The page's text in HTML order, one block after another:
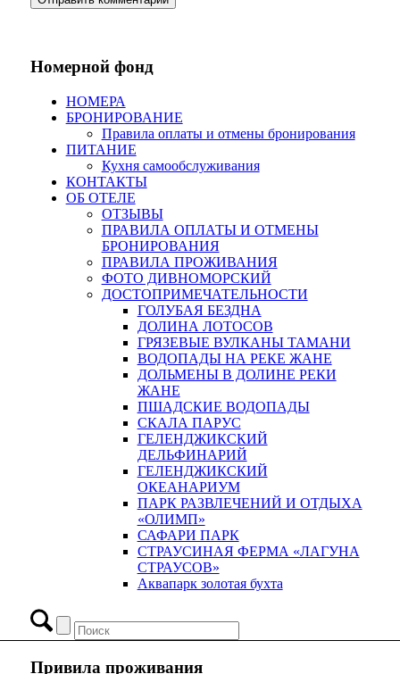
Номерной фонд
НОМЕРА
БРОНИРОВАНИЕ
Правила оплаты и отмены бронирования
ПИТАНИЕ
Кухня самообслуживания
КОНТАКТЫ
ОБ ОТЕЛЕ
ОТЗЫВЫ
ПРАВИЛА ОПЛАТЫ И ОТМЕНЫ
БРОНИРОВАНИЯ
ПРАВИЛА ПРОЖИВАНИЯ
ФОТО ДИВНОМОРСКИЙ
ДОСТОПРИМЕЧАТЕЛЬНОСТИ
ГОЛУБАЯ БЕЗДНА
ДОЛИНА ЛОТОСОВ
ГРЯЗЕВЫЕ ВУЛКАНЫ ТАМАНИ
ВОДОПАДЫ НА РЕКЕ ЖАНЕ
ДОЛЬМЕНЫ В ДОЛИНЕ РЕКИ
ЖАНЕ
ПШАДСКИЕ ВОДОПАДЫ
СКАЛА ПАРУС
ГЕЛЕНДЖИКСКИЙ
ДЕЛЬФИНАРИЙ
ГЕЛЕНДЖИКСКИЙ
ОКЕАНАРИУМ
ПАРК РАЗВЛЕЧЕНИЙ И ОТДЫХА
«ОЛИМП»
САФАРИ ПАРК
СТРАУСИНАЯ ФЕРМА «ЛАГУНА
СТРАУСОВ»
Аквапарк золотая бухта
Привила проживания